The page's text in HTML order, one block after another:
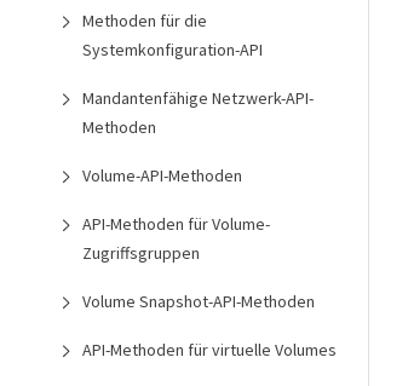
Methoden für die
Systemkonfiguration-API
Mandantenfähige Netzwerk-API-
Methoden
Volume-API-Methoden
API-Methoden für Volume-
Zugriffsgruppen
Volume Snapshot-API-Methoden
API-Methoden für virtuelle Volumes